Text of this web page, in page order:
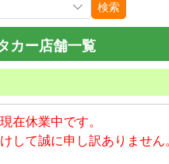
検索
カー店舗一覧
在休業中です。
して誠に申し訳ありません